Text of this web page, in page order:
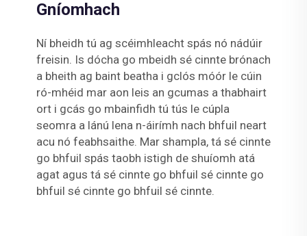
Gníomhach
Ní bheidh tú ag scéimhleacht spás nó nádúir
freisin. Is dócha go mbeidh sé cinnte brónach
a bheith ag baint beatha i gclós móór le cúin
ró-mhéid mar aon leis an gcumas a thabhairt
ort i gcás go mbainfidh tú tús le cúpla
seomra a lánú lena n-áirímh nach bhfuil neart
acu nó feabhsaithe. Mar shampla, tá sé cinnte
go bhfuil spás taobh istigh de shuíomh atá
agat agus tá sé cinnte go bhfuil sé cinnte go
bhfuil sé cinnte go bhfuil sé cinnte.